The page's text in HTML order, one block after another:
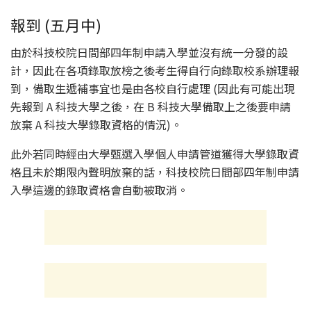
報到 (五月中)
由於科技校院日間部四年制申請入學並沒有統一分發的設
計，因此在各項錄取放榜之後考生得自行向錄取校系辦理報
到，備取生遞補事宜也是由各校自行處理 (因此有可能出現
先報到 A 科技大學之後，在 B 科技大學備取上之後要申請
放棄 A 科技大學錄取資格的情況)。
此外若同時經由大學甄選入學個人申請管道獲得大學錄取資
格且未於期限內聲明放棄的話，科技校院日間部四年制申請
入學這邊的錄取資格會自動被取消。